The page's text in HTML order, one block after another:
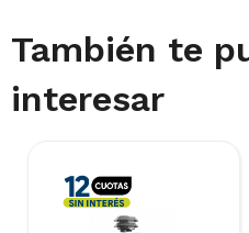
También te
interesar